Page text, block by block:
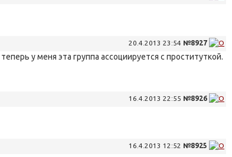
20.4.2013 23:54 №8927
у меня эта группа ассоциируется с проституткой.
16.4.2013 22:55 №8926
16.4.2013 12:52 №8925